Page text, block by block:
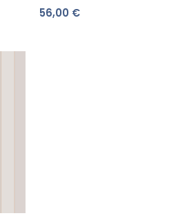
Lutece Bois Cerclé
56,00 €